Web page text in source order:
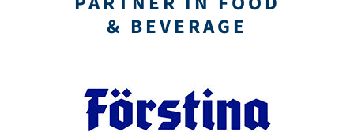
& BEVERAGE